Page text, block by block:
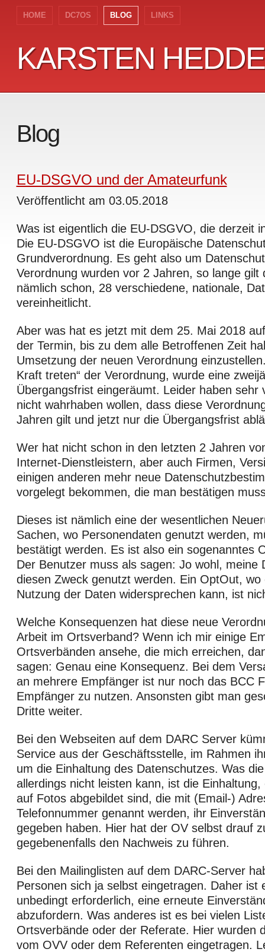
HOME DC7OS BLOG LINKS
KARSTEN
KARSTEN
Blog
EU-DSGVO und der Amateurfunk
Veröffentlicht am 03.05.2018
Was ist eigentlich die EU-DSGVO, die derzeit
Die EU-DSGVO ist die Europäische
Grundverordnung. Es geht also um
Verordnung wurden vor 2 Jahren, so lange gilt
nämlich schon, 28 verschiedene, nationale,
vereinheitlicht.
Aber was hat es jetzt mit dem 25. Mai 2018
der Termin, bis zu dem alle Betroffenen Zeit
Umsetzung der neuen Verordnung
Kraft treten“ der Verordnung, wurde eine
Übergangsfrist eingeräumt. Leider haben sehr
nicht wahrhaben wollen, dass diese
Jahren gilt und jetzt nur die Übergangsfrist
Wer hat nicht schon in den letzten 2 Jahren
Internet-Dienstleistern, aber auch Firmen,
einigen anderen mehr neue
vorgelegt bekommen, die man bestätigen
Dieses ist nämlich eine der wesentlichen
Sachen, wo Personendaten genutzt werden,
bestätigt werden. Es ist also ein sogenanntes
Der Benutzer muss als sagen: Jo wohl, meine
diesen Zweck genutzt werden. Ein OptOut,
Nutzung der Daten widersprechen kann, ist
Welche Konsequenzen hat diese neue
Arbeit im Ortsverband? Wenn ich mir einige
Ortsverbänden ansehe, die mich erreichen,
sagen: Genau eine Konsequenz. Bei dem
an mehrere Empfänger ist nur noch das BCC
Empfänger zu nutzen. Ansonsten gibt man
Dritte weiter.
Bei den Webseiten auf dem DARC Server
Service aus der Geschäftsstelle, im Rahmen
um die Einhaltung des Datenschutzes. Was
allerdings nicht leisten kann, ist die
auf Fotos abgebildet sind, die mit (Email-)
Telefonnummer genannt werden, ihr
gegeben haben. Hier hat der OV selbst drauf
gegebenenfalls den Nachweis zu führen.
Bei den Mailinglisten auf dem DARC-Server
Personen sich ja selbst eingetragen. Daher ist
unbedingt erforderlich, eine erneute
abzufordern. Was anderes ist es bei vielen
Ortsverbände oder der Referate. Hier wurden
vom OVV oder dem Referenten eingetragen.